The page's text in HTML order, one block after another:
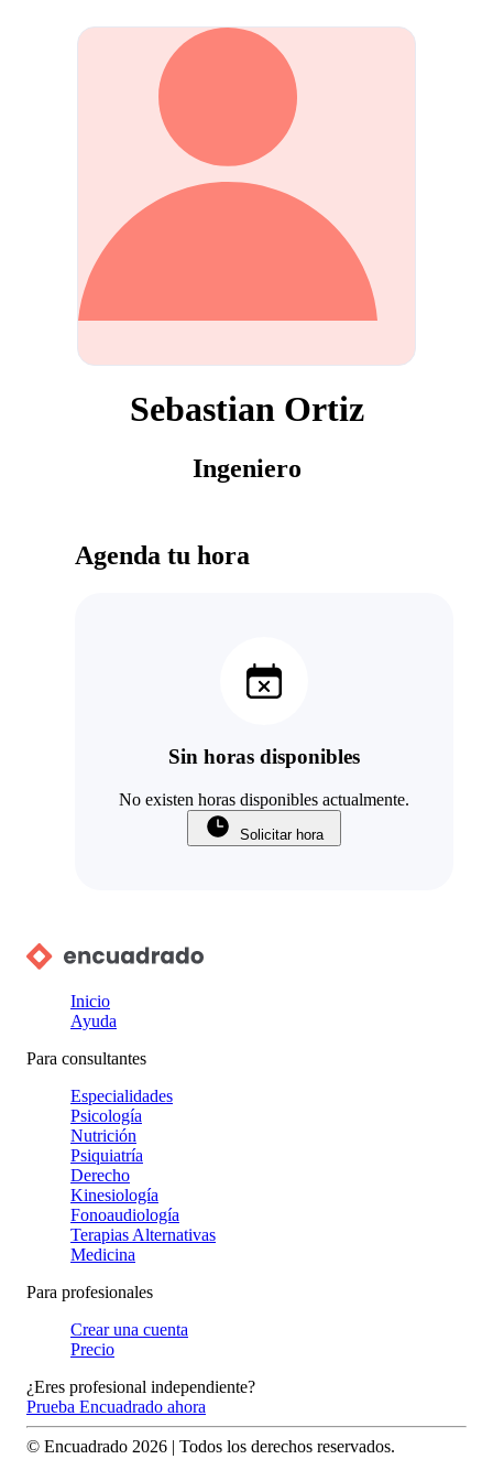
Sebastian Ortiz
Ingeniero
Agenda tu hora
Sin horas disponibles
No existen horas disponibles actualmente.
Solicitar hora
Inicio
Ayuda
Para consultantes
Especialidades
Psicología
Nutrición
Psiquiatría
Derecho
Kinesiología
Fonoaudiología
Terapias Alternativas
Medicina
Para profesionales
Crear una cuenta
Precio
¿Eres profesional independiente?
Prueba Encuadrado ahora
© Encuadrado 2026 | Todos los derechos reservados.